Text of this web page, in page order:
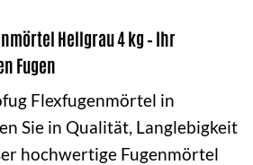
Hellgrau 4 kg – Ihr
Fugen
Flexfugenmörtel in
Sie in Qualität, Langlebigkeit
hochwertige Fugenmörtel